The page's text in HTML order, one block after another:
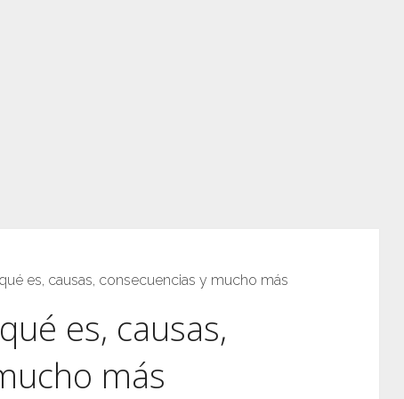
es, causas, consecuencias y mucho más
es, causas,
más